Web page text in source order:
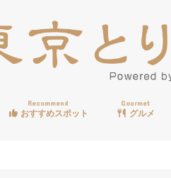
Recommend
おすすめスポット
Gourmet
グルメ